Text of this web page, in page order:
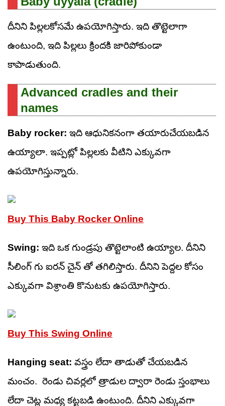
దీనిని పిల్లలకోసమే ఉపయోగిస్తారు. ఇది తొట్టెలాగా
ఉంటుంది, ఇది పిల్లలు క్రిందకి జారిపోకుండా
కాపాడుతుంది.
Advanced cradles and their
names
Baby rocker: ఇది ఆధునికనంగా తయారుచేయబడిన
ఉయ్యాలా. ఇప్పట్లో పిల్లలకు వీటిని ఎక్కువగా
ఉపయోగిస్తున్నారు.
Buy This Baby Rocker Online
Swing: ఇది ఒక గుండ్రపు తొట్టెలాంటి ఉయ్యాల. దీనిని
సీలింగ్ గు ఐరన్ చైన్ తో తగిలిస్తారు. దీనిని పెద్దల కోసం
ఎక్కువగా విశ్రాంతి కొనుటకు ఉపయోగిస్తారు.
Buy This Swing Online
Hanging seat: వస్త్రం లేదా తాడుతో చేయబడిన
మంచం. రెండు చివర్లలో త్రాడుల ద్వారా రెండు స్తంభాలు
లేదా చెట్ల మధ్య కట్టబడి ఉంటుంది. దీనిని ఎక్కువగా